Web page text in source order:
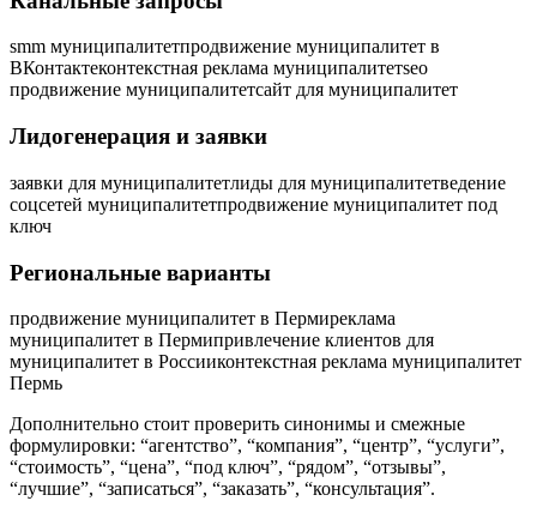
smm муниципалитетпродвижение муниципалитет в
ВКонтактеконтекстная реклама муниципалитетseo
продвижение муниципалитетсайт для муниципалитет
Лидогенерация и заявки
заявки для муниципалитетлиды для муниципалитетведение
соцсетей муниципалитетпродвижение муниципалитет под
ключ
Региональные варианты
продвижение муниципалитет в Пермиреклама
муниципалитет в Пермипривлечение клиентов для
муниципалитет в Россииконтекстная реклама муниципалитет
Пермь
Дополнительно стоит проверить синонимы и смежные
формулировки: “агентство”, “компания”, “центр”, “услуги”,
“стоимость”, “цена”, “под ключ”, “рядом”, “отзывы”,
“лучшие”, “записаться”, “заказать”, “консультация”.